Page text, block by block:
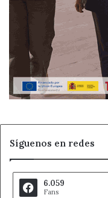
Síguenos en redes
6.059
Fans